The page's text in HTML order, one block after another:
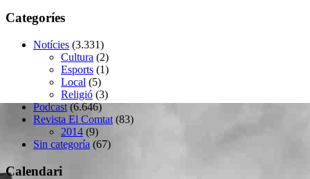
Categoríes
Notícies (3.331)
Cultura (2)
Esports (1)
Local (5)
Religió (3)
Podcast(6.646)
Revista El Comtat (83)
2014 (9)
Sin categoría (67)
Calendari